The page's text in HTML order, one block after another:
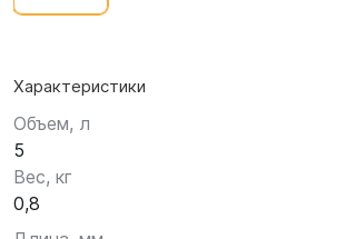
Характеристики
Объем, л
5
Вес, кг
0,8